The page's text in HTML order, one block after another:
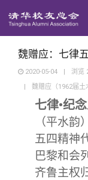
魏赠应：七律
2020-05-04 | 浏览
|
魏赠应（1962届土
七律•纪
（平水韵）
五四精神
巴黎和会
齐鲁主权